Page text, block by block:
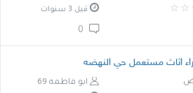
قبل 3 سنوات
اثاث مستعمل حي النهضه
ابو فاطمه 69